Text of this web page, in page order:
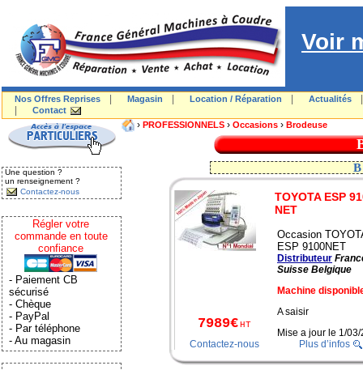
Voir
Nos Offres Reprises Magasin Location / Réparation Actualités
Contact
Une question ?
un renseignement ?
Contactez-nous
Régler votre
commande en toute
confiance
- Paiement CB
sécurisé
- Chèque
- PayPal
- Par téléphone
- Au magasin
› PROFESSIONNELS › Occasions › Brodeuse
TOYOTA ESP
NET
Occasion
ESP 9100NET
Distributeur
Suisse Belgique
Machine
A saisir
Mise a jour le 1/
7989€ HT
Contactez-nous Plus d’infos